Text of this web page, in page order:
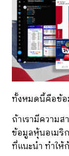
ทั้งหมดนี้คือข้อ
ถ้าเรามีความ
ข้อมูลหุ้นอเมริ
ที่แนะนำ ทำใ